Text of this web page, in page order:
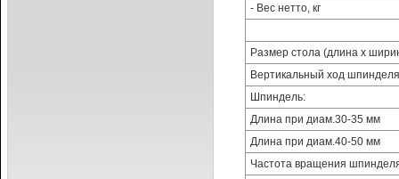
- Вес нетто, кг
Размер стола (длина х
Вертикальный ход
Шпиндель:
Длина при диам.30-35 мм
Длина при диам.40-50 мм
Частота вращения